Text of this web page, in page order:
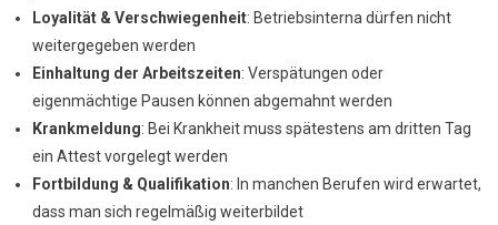
Loyalität & Verschwiegenheit: Betriebsinterna dürfen nicht
weitergegeben werden
Einhaltung der Arbeitszeiten: Verspätungen oder
eigenmächtige Pausen können abgemahnt werden
Krankmeldung: Bei Krankheit muss spätestens am dritten Tag
ein Attest vorgelegt werden
Fortbildung & Qualifikation: In manchen Berufen wird erwartet,
dass man sich regelmäßig weiterbildet